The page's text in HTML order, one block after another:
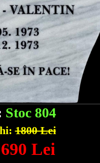
Stoc 804
1800 Lei
Lei